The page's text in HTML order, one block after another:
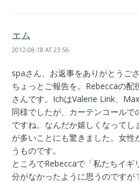
エム
2012-08-18 AT 23:56
spaさん、お返事をありがとうご
ちょっとご報告を。Rebeccaの配
さんです。IchはValerie Link、
同様でしたが、カーテンコール
ですね。なんだか嬉しくなって
が多いことにも驚きました。女
うものです。
ところでRebeccaで「私たちイ
分がなかったように思うのですが